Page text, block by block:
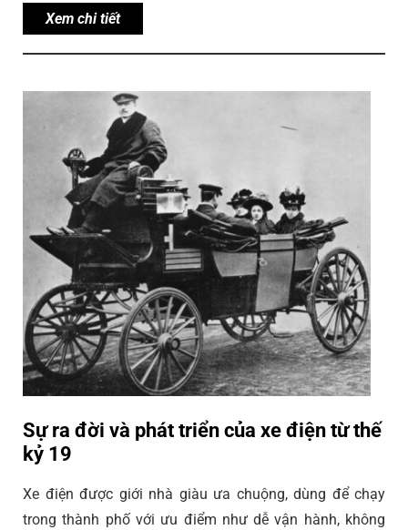
Xem chi tiết
Sự ra đời và phát triển của xe điện từ thế
kỷ 19
Xe điện được giới nhà giàu ưa chuộng, dùng để chạy
trong thành phố với ưu điểm như dễ vận hành, không